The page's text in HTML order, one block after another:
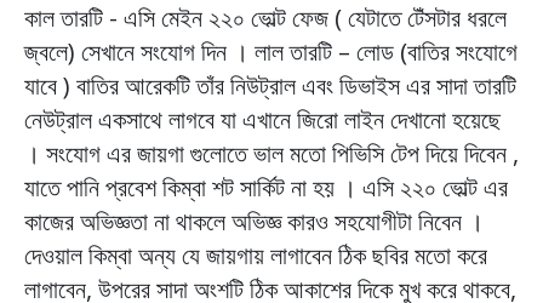
কাল তারটি - এসি মেইন ২২০ ভোল্ট ফেজ ( যেটাতে টেঁসটার ধরলে
জ্বলে) সেখানে সংযোগ দিন । লাল তারটি – লোড (বাতির সংযোগে
যাবে ) বাতির আরেকটি তাঁর নিউট্রাল এবং ডিভাইস এর সাদা তারটি
নেউট্রাল একসাথে লাগবে যা এখানে জিরো লাইন দেখানো হয়েছে
। সংযোগ এর জায়গা গুলোতে ভাল মতো পিভিসি টেপ দিয়ে দিবেন ,
যাতে পানি প্রবেশ কিম্বা শট সার্কিট না হয় । এসি ২২০ ভোল্ট এর
কাজের অভিজ্ঞতা না থাকলে অভিজ্ঞ কারও সহযোগীটা নিবেন ।
দেওয়াল কিম্বা অন্য যে জায়গায় লাগাবেন ঠিক ছবির মতো করে
লাগাবেন, উপরের সাদা অংশটি ঠিক আকাশের দিকে মুখ করে থাকবে,